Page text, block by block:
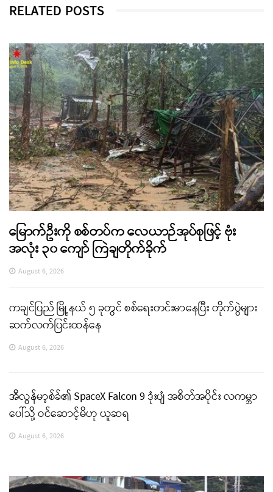
RELATED POSTS
မြောက်ဦးကို စစ်တပ်က လေယာဉ်အုပ်စုဖြင့် ဗုံး
အလုံး ၃၀ ကျော် ကြဲချတိုက်ခိုက်
August 6, 2026
ကချင်ပြည် မြို့နယ် ၅ ခုတွင် စစ်ရေးတင်းမာနေပြီး တိုက်ပွဲများ
ဆက်လက်ပြင်းထန်နေ
August 6, 2026
အီလွန်မာ့စ်ခ်၏ SpaceX Falcon 9 ဒုံးပျံ အစိတ်အပိုင်း လကမ္ဘာ
ပေါ်သို့ ဝင်ဆောင့်မိဟု ယူဆရ
August 6, 2026